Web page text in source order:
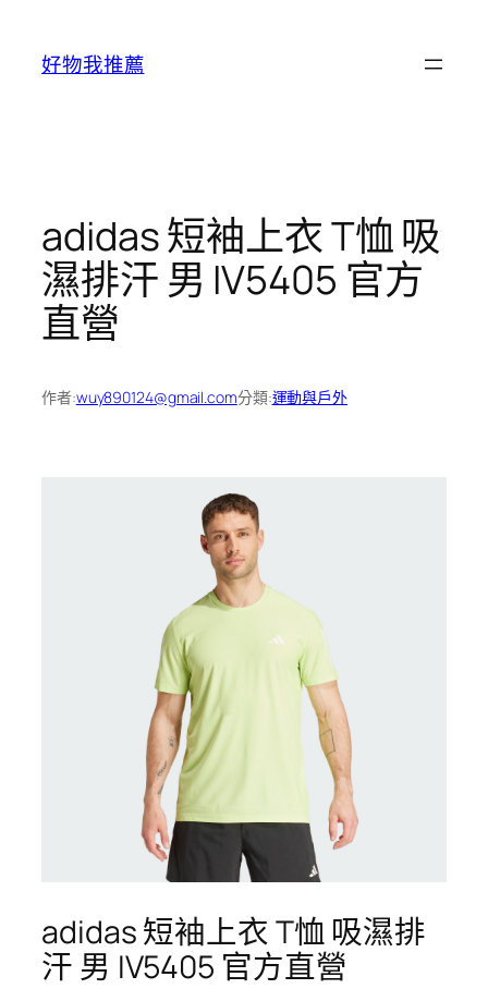
好物我推薦
adidas 短袖上衣 T恤 吸
濕排汗 男 IV5405 官方
直營
作者:wuy890124@gmail.com分類:運動與戶外
adidas 短袖上衣 T恤 吸濕排
汗 男 IV5405 官方直營